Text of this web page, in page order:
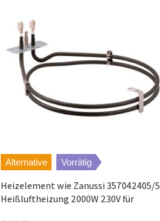
FOV10P
OV20
Alternative Vorrätig
Heizelement wie Zanussi 357042405/5
Heißluftheizung 2000W 230V für